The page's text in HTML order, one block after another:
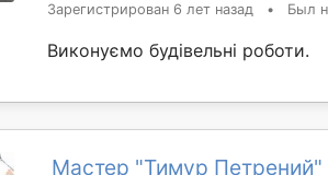
Зарегистрирован 6 лет назад • Был
Виконуємо будівельні роботи.
Мастер "Тимур Петрений"